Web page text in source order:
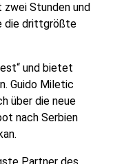
Stunden und
die drittgrößte
und bietet
Guido Miletic
über die neue
nach Serbien